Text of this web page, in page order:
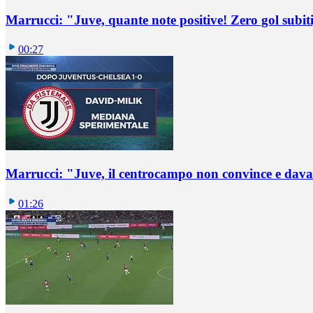
Marrucci: "Juve, quante note positive! Zero gol
00:27
Marrucci: "Juve, il centrocampo non convince e
01:26